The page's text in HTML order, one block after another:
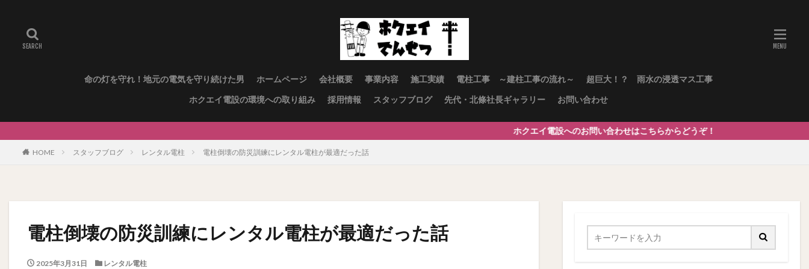
命の灯を守れ！地元の電気を守り続けた男 ホームページ 会社概要 事業内容 施工実績 電柱工事 ～建柱工事の流れ～
超巨大！？ 雨水の浸透マス工事
ホクエイ電設の環境への取り組み
採用情報 スタッフブログ 先代・北條社長ギャラリー お問い合わせ
ホクエイ電設へのお問い合わせはこちらからどうぞ！
HOME スタッフブログ レンタル電柱 電柱倒壊の防災訓練にレンタル電柱が最適だった話
電柱倒壊の防災訓練にレンタル電柱が最適だった話
2025年3月31日 レンタル電柱